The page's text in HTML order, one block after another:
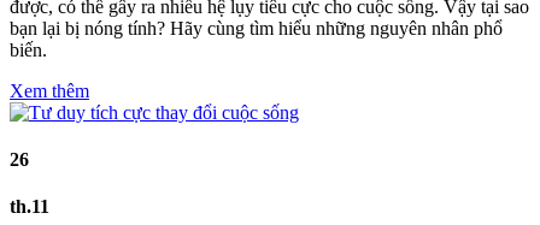
được, có thể gây ra nhiều hệ lụy tiêu cực cho cuộc sống. Vậy tại sao
bạn lại bị nóng tính? Hãy cùng tìm hiểu những nguyên nhân phổ
biến.
Xem thêm
26
th.11